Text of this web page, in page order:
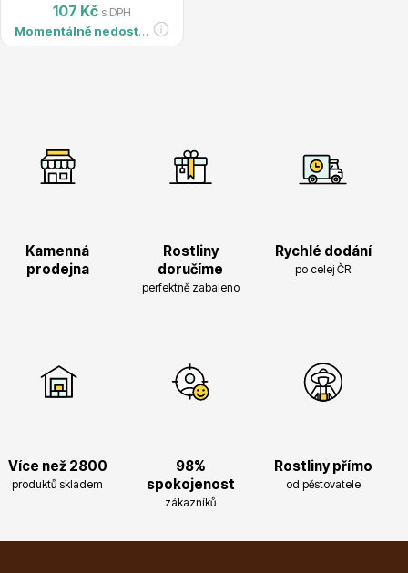
Živé ploty
Ovocné stromy
Okrasné keře
107 Kč s DPH
Momentálně nedostupné
Kamenná
prodejna
Rostliny
doručíme
perfektně zabaleno
Rychlé dodání
po celej ČR
Více než 2800
produktů skladem
98%
spokojenost
zákazníků
Rostliny přímo
od pěstovatele